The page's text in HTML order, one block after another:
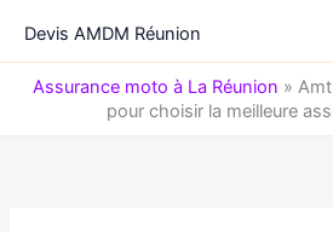
Devis AMDM Réunion
Assurance moto à La Réunion »
pour choisir la meilleure